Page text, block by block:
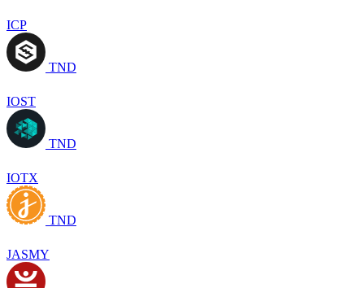
ICP
TND
IOST
TND
IOTX
TND
JASMY